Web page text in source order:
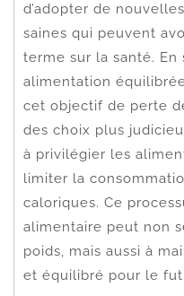
d’adopter de
saines qui peuvent
terme sur la santé.
alimentation
cet objectif de perte
des choix plus
à privilégier les
limiter la
caloriques. Ce
alimentaire peut non
poids, mais aussi à
et équilibré pour le